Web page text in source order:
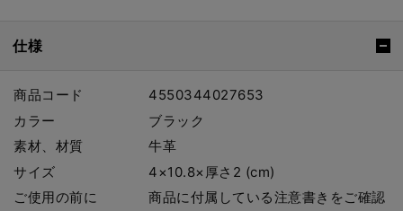
仕様
商品コード
4550344027653
カラー
ブラック
素材、材質
牛革
サイズ
4×10.8×厚さ2 (cm)
ご使用の前に
商品に付属している注意書きをご確認